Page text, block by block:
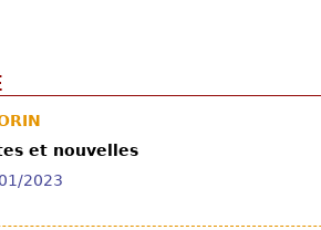
et nouvelles
2023